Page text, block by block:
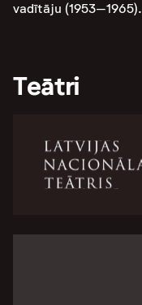
vadītāju (1953–1965).
Teātri